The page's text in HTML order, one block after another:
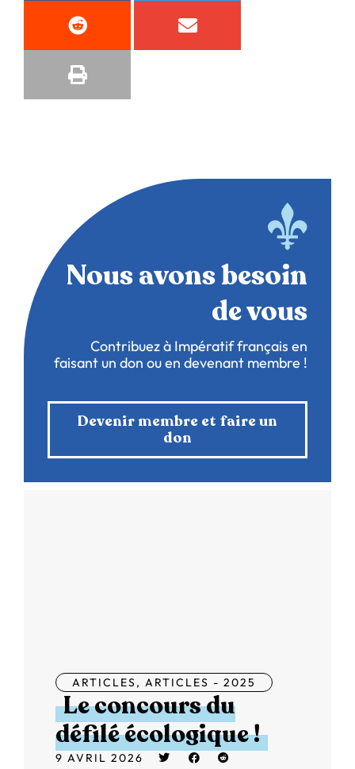
Nous avons besoin
de vous
Contribuez à Impératif français en
faisant un don ou en devenant membre !
Devenir membre et faire un
don
ARTICLES, ARTICLES - 2025
Le concours du
défilé écologique !
9 AVRIL 2026